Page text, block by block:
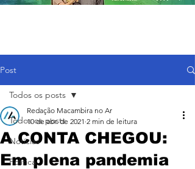
Post
Todos os posts
Notícias
Política
Todos os posts
A CONTA CHEGOU:
Em plena pandemia
Redação Macambira no Ar
10 de abr. de 2021 2 min de leitura